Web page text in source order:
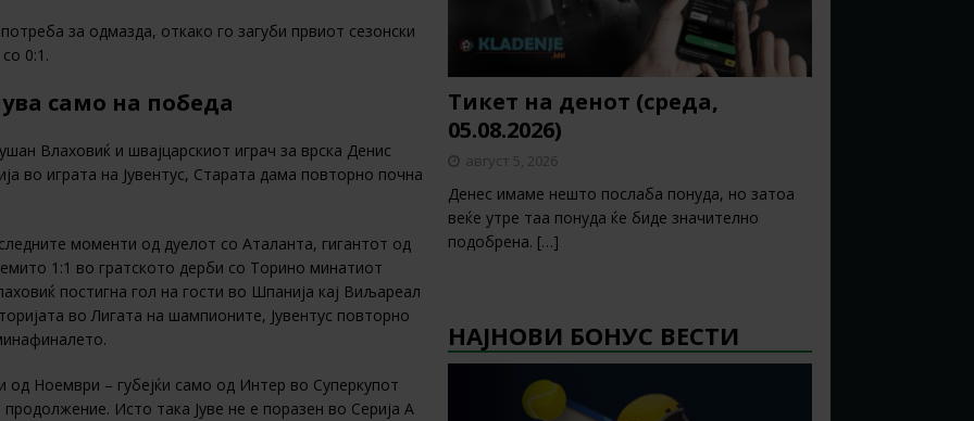
за одмазда, откако го загуби првиот сезонски
0:1.
само на победа
Влаховиќ и швајцарскиот играч за врска Денис
во играта на Јувентус, Старата дама повторно почна
моменти од дуелот со Аталанта, гигантот од
1:1 во гратското дерби со Торино минатиот
постигна гол на гости во Шпанија кај Виљареал
во Лигата на шампионите, Јувентус повторно
од Ноември – губејќи само од Интер во Суперкупот
Исто така Јуве не е поразен во Серија А
Тикет на денот (среда,
05.08.2026)
август 5, 2026
Денес имаме нешто послаба понуда, но затоа
веќе утре таа понуда ќе биде значително
подобрена. […]
НАЈНОВИ БОНУС ВЕСТИ